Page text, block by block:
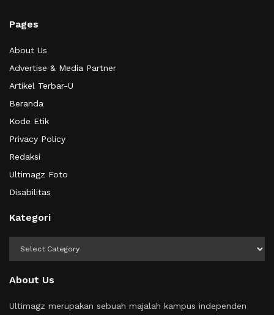
Pages
About Us
Advertise & Media Partner
Artikel Terbar-U
Beranda
Kode Etik
Privacy Policy
Redaksi
Ultimagz Foto
Disabilitas
Kategori
About Us
Ultimagz merupakan sebuah majalah kampus independen